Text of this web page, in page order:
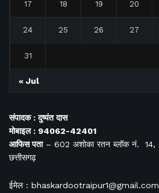
17 18 19 20
24 25 26 27
31
« Jul
संपादक : दुष्यंत दास
मोबाइल : 94062-42401
आफिसपता– 602 अशोका रतन ब्लॉक नं. 14,
छत्तीसगढ़
ईमेल : bhaskardootraipur1@gmail.com